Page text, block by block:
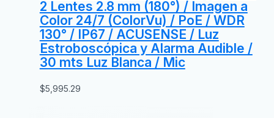
2 Lentes 2.8 mm (180°) / Imagen a
Color 24/7 (ColorVu) / PoE / WDR
130° / IP67 / ACUSENSE / Luz
Estroboscópica y Alarma Audible /
30 mts Luz Blanca / Mic
$5,995.29